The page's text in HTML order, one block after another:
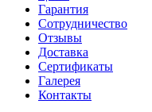
Гарантия
Сотрудничество
Отзывы
Доставка
Сертификаты
Галерея
Контакты